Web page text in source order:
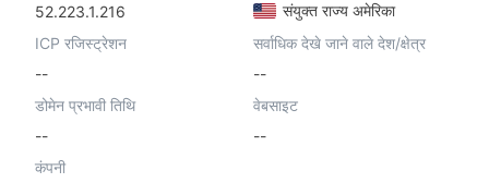
52.223.1.216
संयुक्त राज्य अमेरिका
ICP रजिस्ट्रेशन
--
सर्वाधिक देखे जाने वाले देश/क्षेत्र
--
डोमेन प्रभावी तिथि
--
वेबसाइट
--
कंपनी